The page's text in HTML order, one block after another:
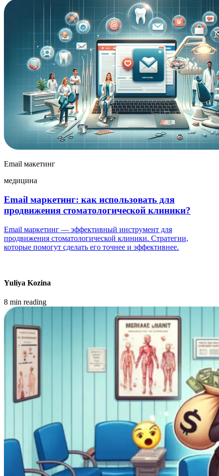
Email макетинг
медицина
Email маркетинг: как использовать для
продвижения стоматологической клиники?
Email маркетинг — эффективный инструмент для
продвижения стоматологической клиники. Стратегии,
которые помогут сделать его точнее и эффективнее.
Yuliya Kozina
8 min reading